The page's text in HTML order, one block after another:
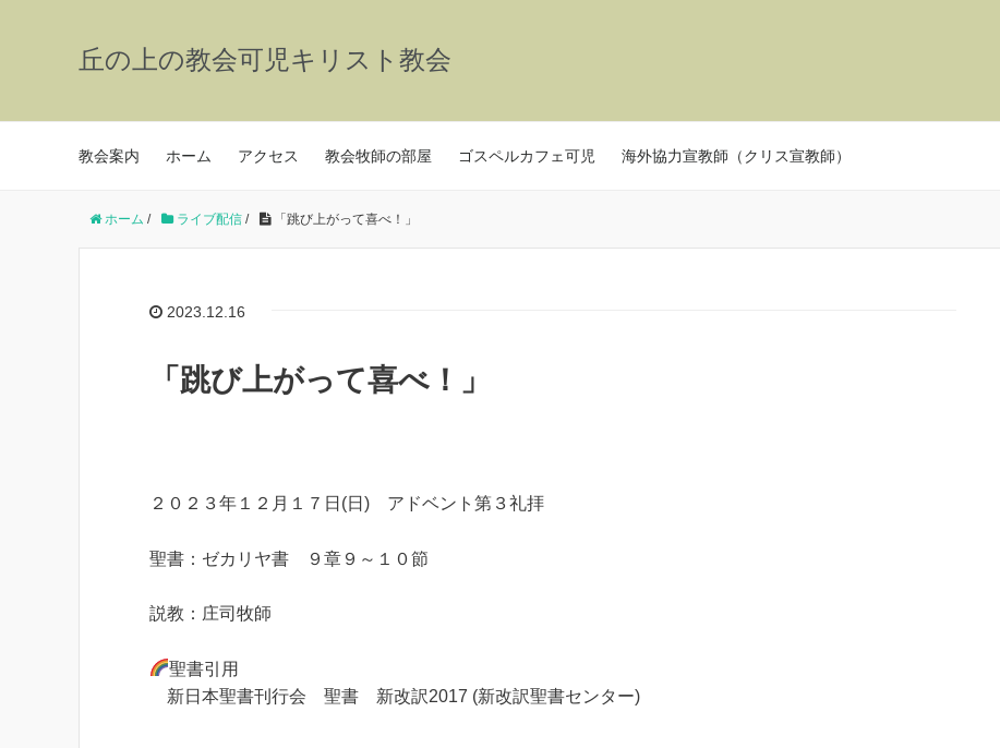
丘の上の教会可児キリスト教会
教会案内 ホーム アクセス 教会牧師の部屋 ゴスペルカフェ可児 海外協力宣教師（クリス宣教師）
ホーム / ライブ配信 / 「跳び上がって喜べ！」
2023.12.16
「跳び上がって喜べ！」
２０２３年１２月１７日(日) アドベント第３礼拝
聖書：ゼカリヤ書 ９章９～１０節
説教：庄司牧師
聖書引用
新日本聖書刊行会 聖書 新改訳2017 (新改訳聖書センター)